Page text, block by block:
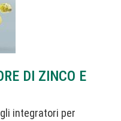
DI ZINCO E
integratori per